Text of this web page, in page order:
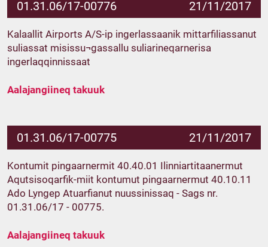
01.31.06/17-00776 21/11/2017
Kalaallit Airports A/S-ip ingerlassaanik mittarfiliassanut
suliassat misissu¬gassallu suliarineqarnerisa
ingerlaqqinnissaat
Aalajangiineq takuuk
01.31.06/17-00775 21/11/2017
Kontumit pingaarnermit 40.40.01 Ilinniartitaanermut
Aqutsisoqarfik-miit kontumut pingaarnermut 40.10.11
Ado Lyngep Atuarfianut nuussinissaq - Sags nr.
01.31.06/17 - 00775.
Aalajangiineq takuuk